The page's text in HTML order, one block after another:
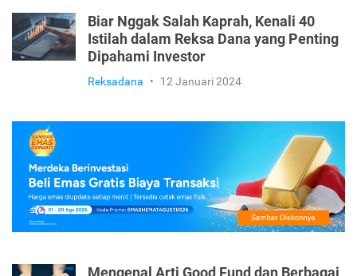
Biar Nggak Salah Kaprah, Kenali 40
Istilah dalam Reksa Dana yang Penting
Dipahami Investor
Reksadana • 12 Januari 2024